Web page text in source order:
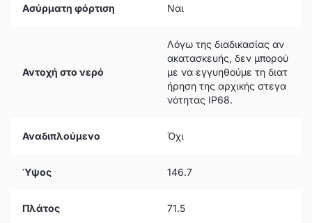
Ασύρματη φόρτιση Ναι
Αντοχή στο νερό
Λόγω της διαδικασίας αν
ακατασκευής, δεν μπορού
με να εγγυηθούμε τη διατ
ήρηση της αρχικής στεγα
νότητας IP68.
Αναδιπλούμενο Όχι
Ύψος 146.7
Πλάτος 71.5